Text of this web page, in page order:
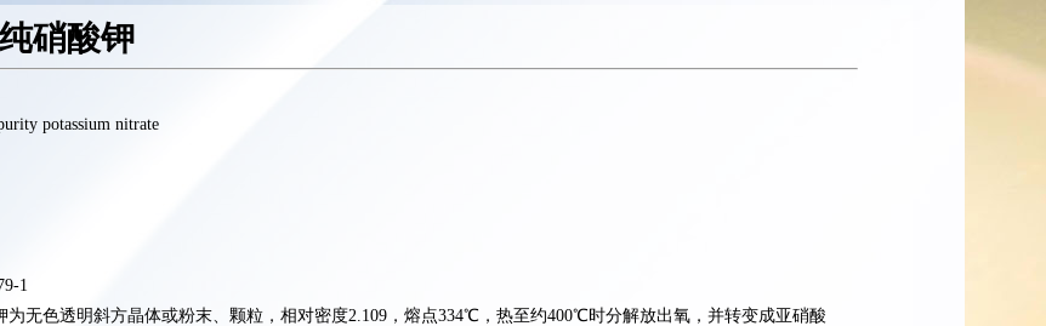
硝酸钾
potassium nitrate
1
为无色透明斜方晶体或粉末、颗粒，相对密度2.109，熔点334℃，热至约400℃时分解放出氧，并转变成亚硝酸